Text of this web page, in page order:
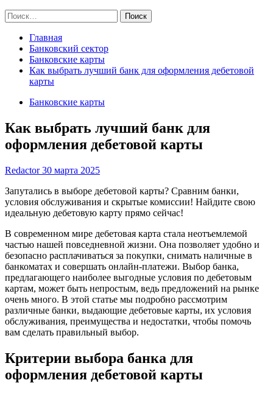
Найти:
Главная
Банковский сектор
Банковские карты
Как выбрать лучший банк для оформления дебетовой
карты
Банковские карты
Как выбрать лучший банк для
оформления дебетовой карты
Redactor30 марта 2025
Запутались в выборе дебетовой карты? Сравним банки,
условия обслуживания и скрытые комиссии! Найдите свою
идеальную дебетовую карту прямо сейчас!
В современном мире дебетовая карта стала неотъемлемой
частью нашей повседневной жизни. Она позволяет удобно и
безопасно расплачиваться за покупки, снимать наличные в
банкоматах и совершать онлайн-платежи. Выбор банка,
предлагающего наиболее выгодные условия по дебетовым
картам, может быть непростым, ведь предложений на рынке
очень много. В этой статье мы подробно рассмотрим
различные банки, выдающие дебетовые карты, их условия
обслуживания, преимущества и недостатки, чтобы помочь
вам сделать правильный выбор.
Критерии выбора банка для
оформления дебетовой карты